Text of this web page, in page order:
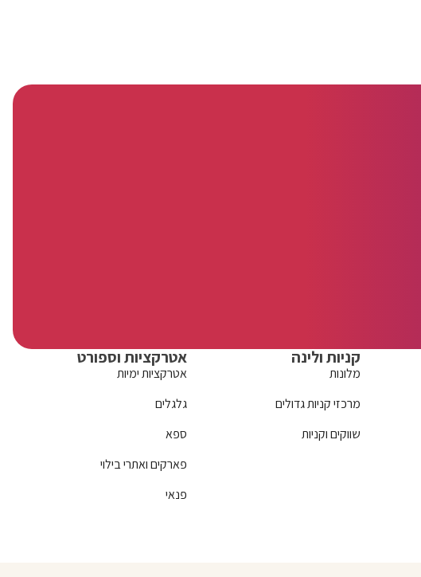
קניות ולינה
מלונות
מרכזי קניות גדולים
שווקים וקניות
אטרקציות וספורט
אטרקציות ימיות
גלגלים
ספא
פארקים ואתרי בילוי
פנאי